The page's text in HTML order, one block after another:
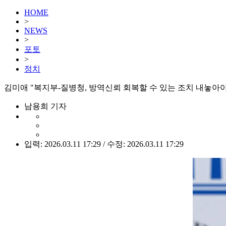
HOME
>
NEWS
>
포토
>
정치
김미애 "복지부-질병청, 방역신뢰 회복할 수 있는 조치 내놓아
남용희 기자
입력: 2026.03.11 17:29 / 수정: 2026.03.11 17:29